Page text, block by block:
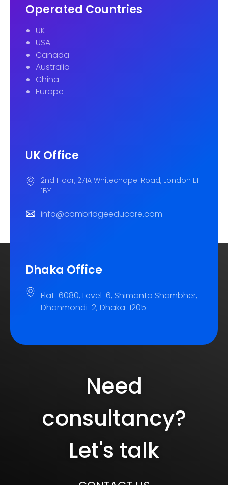
Operated Countries
UK
USA
Canada
Australia
China
Europe
UK Office
2nd Floor, 271A Whitechapel Road, London E1
1BY
info@cambridgeeducare.com
Dhaka Office
Flat-6080, Level-6, Shimanto Shambher,
Dhanmondi-2, Dhaka-1205
Need
consultancy?
Let's talk